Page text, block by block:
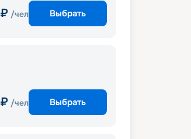
₽ /чел Выбрать
₽ /чел Выбрать